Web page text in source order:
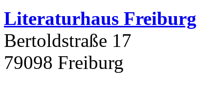
Literaturhaus Freiburg
Bertoldstraße 17
79098 Freiburg